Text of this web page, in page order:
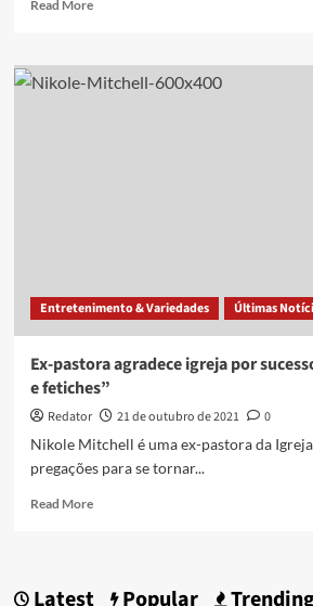
Read More
Ex-
pastora
Entretenimento & Variedades Últimas
Ex-pastora agradece igreja por
e fetiches”
Redator 21 de outubro de 2021
0
Nikole Mitchell é uma ex-pastora da
pregações para se tornar...
Read MoreRead
Latest Popular